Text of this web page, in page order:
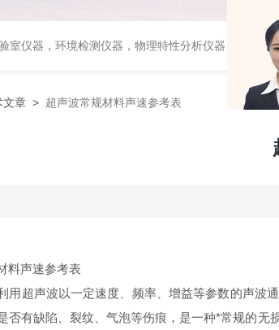
室仪器，环境检测仪器，物理特性分析仪器
文章 > 超声波常规材料声速参考表
料声速参考表
用超声波以一定速度、频率、增益等参数的声
否有缺陷、裂纹、气泡等伤痕，是一种*常规的